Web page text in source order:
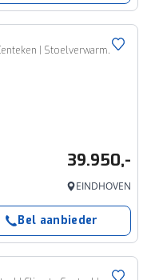
| Stoelverwarming |
39.950,-
EINDHOVEN
Bel aanbieder